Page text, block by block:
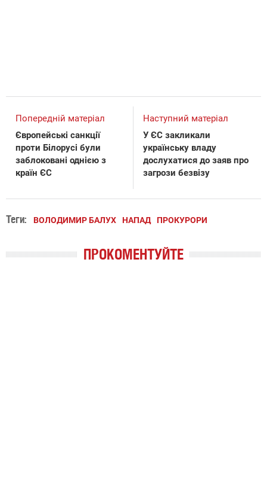
Попередній матеріал
Європейські санкції
проти Білорусі були
заблоковані однією з
країн ЄС
Наступний матеріал
У ЄС закликали
українську владу
дослухатися до заяв про
загрози безвізу
Теги: ВОЛОДИМИР БАЛУХ НАПАД ПРОКУРОРИ
ПРОКОМЕНТУЙТЕ